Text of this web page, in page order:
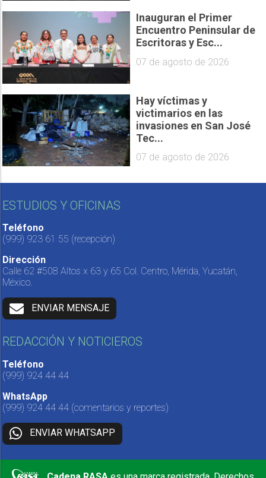
Inauguran el Primer
Encuentro Peninsular de
Escritoras y Esc...
07 de agosto de 2026
Hay víctimas y
victimarios en las
invasiones en San José
Tec...
07 de agosto de 2026
ESTUDIOS Y OFICINAS
Teléfono
(999) 923 61 55 (recepción)
Dirección
Calle 62 #508 Altos x 63 y 65 Col. Centro, Mérida, Yucatán,
México.
ENVIAR MENSAJE
REDACCIÓN Y NOTICIEROS
Teléfono
(999) 924 44 44
WhatsApp
(999) 924 44 44 (comentarios y reportes)
ENVIAR WHATSAPP